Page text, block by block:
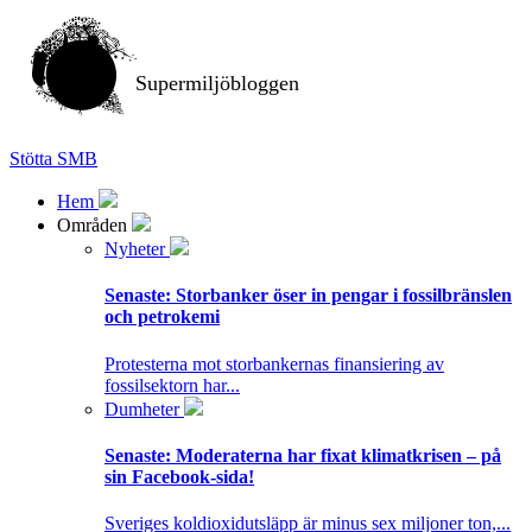
Supermiljöbloggen
Stötta SMB
Hem
Områden
Nyheter
Senaste: Storbanker öser in pengar i fossilbränslen
och petrokemi
Protesterna mot storbankernas finansiering av
fossilsektorn har...
Dumheter
Senaste: Moderaterna har fixat klimatkrisen – på
sin Facebook-sida!
Sveriges koldioxidutsläpp är minus sex miljoner ton,...